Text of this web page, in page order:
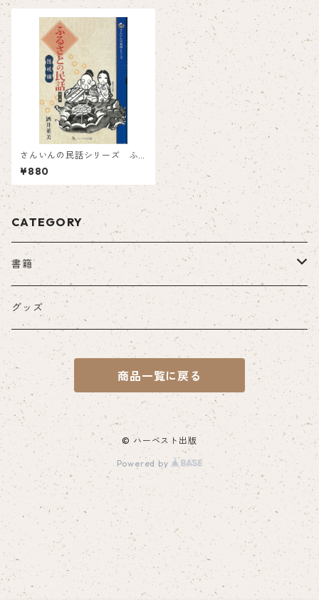
さんいんの民話シリーズ ふ
るさとの民話 第3集 隠岐編
¥880
CATEGORY
書籍
紙の書籍
一般書籍
山陰文化ライブラリー
山城シリーズ
山陰名城叢書
尼子氏関連
戦国ロマン広瀬町シリーズ
展示図録
電子書籍
グッズ
商品一覧に戻る
© ハーベスト出版
Powered by